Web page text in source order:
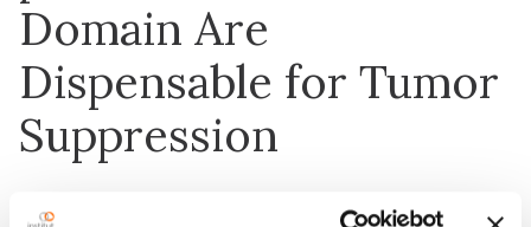
Domain Are
Dispensable for Tumor
Suppression